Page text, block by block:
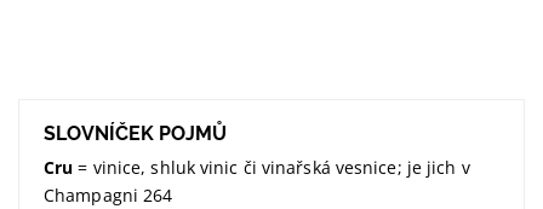
SLOVNÍČEK POJMŮ
Cru = vinice, shluk vinic či vinařská vesnice; je jich v
Champagni 264